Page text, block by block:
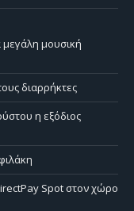
μεγάλη μουσική
διαρρήκτες
η εξόδιος
Spot στον χώρο